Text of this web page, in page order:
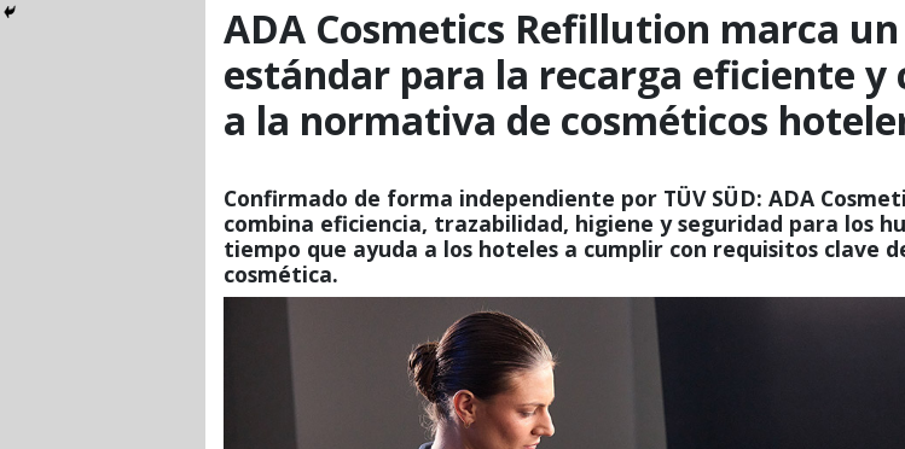
ADA Cosmetics Refillution marca
estándar para la recarga eficiente y
a la normativa de cosméticos
Confirmado de forma independiente por TÜV SÜD: ADA
combina eficiencia, trazabilidad, higiene y seguridad para los
tiempo que ayuda a los hoteles a cumplir con requisitos clave
cosmética.